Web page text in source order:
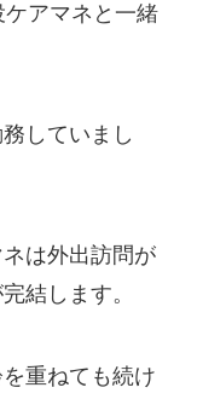
アマネと一緒
していまし
は外出訪問が
結します。
重ねても続け